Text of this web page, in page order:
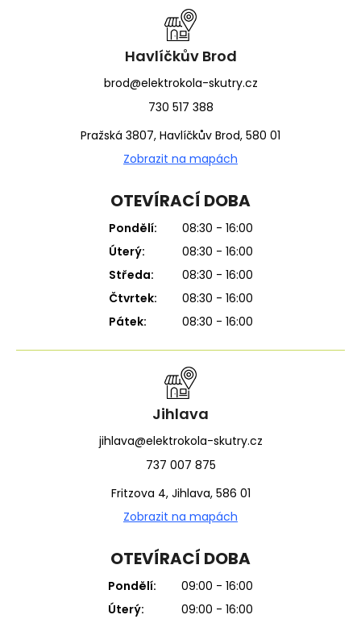
Havlíčkův Brod
brod@elektrokola-skutry.cz
730 517 388
Pražská 3807, Havlíčkův Brod, 580 01
Zobrazit na mapách
OTEVÍRACÍ DOBA
Pondělí:
08:30 - 16:00
Úterý:
08:30 - 16:00
Středa:
08:30 - 16:00
Čtvrtek:
08:30 - 16:00
Pátek:
08:30 - 16:00
Jihlava
jihlava@elektrokola-skutry.cz
737 007 875
Fritzova 4, Jihlava, 586 01
Zobrazit na mapách
OTEVÍRACÍ DOBA
Pondělí:
09:00 - 16:00
Úterý:
09:00 - 16:00